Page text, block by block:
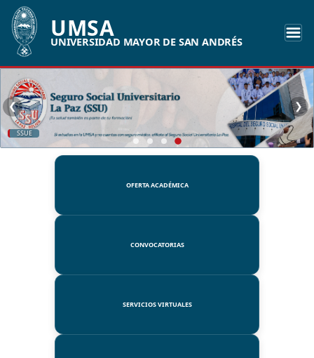
UMSA
UNIVERSIDAD MAYOR DE SAN ANDRÉS
SSUE
❮ ❯
OFERTA ACADÉMICA
CONVOCATORIAS
SERVICIOS VIRTUALES